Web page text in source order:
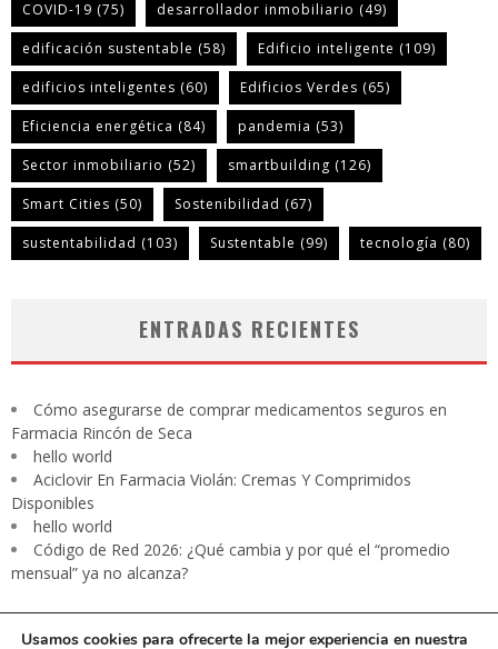
COVID-19 (75) desarrollador inmobiliario (49)
edificación sustentable (58) Edificio inteligente (109)
edificios inteligentes (60) Edificios Verdes (65)
Eficiencia energética (84) pandemia (53)
Sector inmobiliario (52) smartbuilding (126)
Smart Cities (50) Sostenibilidad (67)
sustentabilidad (103) Sustentable (99) tecnología (80)
ENTRADAS RECIENTES
Cómo asegurarse de comprar medicamentos seguros en
Farmacia Rincón de Seca
hello world
Aciclovir En Farmacia Violán: Cremas Y Comprimidos
Disponibles
hello world
Código de Red 2026: ¿Qué cambia y por qué el “promedio
mensual” ya no alcanza?
Usamos cookies para ofrecerte la mejor experiencia en nuestra